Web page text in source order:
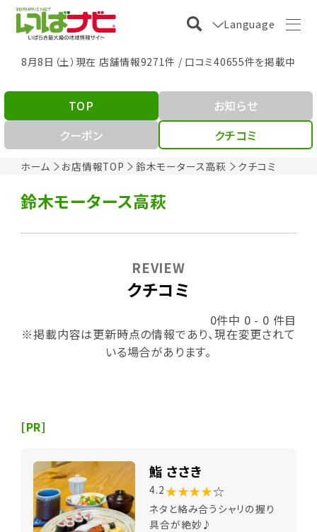
Language
8月8日（土）現在 店舗情報9271件 / 口コミ40655件を掲載中
ホーム お店情報TOP 鈴木モータース高萩 クチコミ
TOP
お知らせ
クーポン
クチコミ
鈴木モータース高萩
クチコミ
REVIEW
0件中 0 - 0 件目
※掲載内容は更新時点の情報であり、現在変更されて
いる場合があります。
[PR]
鮨 ささき
4.2 ★★★★☆
ネタと絡み合うシャリの握り
具合が絶妙♪